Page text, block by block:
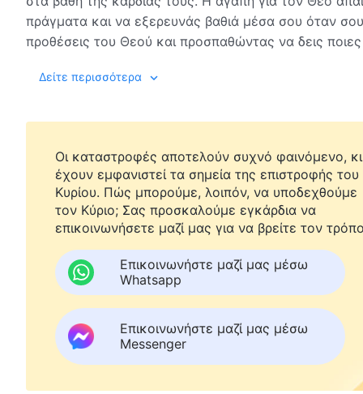
πράγματα και να εξερευνάς βαθιά μέσα σου όταν
προθέσεις του Θεού και προσπαθώντας να δεις
Εάν αγαπάς αληθινά τον Θεό και δεν ικανοποιείς τη
τόσο σωστά και τόσο καλά και ότι η κατάρα Του για
σου είναι δικαιολογημένες. Θα υπάρξουν στιγμές
δημιουργεί ένα περιβάλλον για να σε
θα αισθάνεσαι ότι αυτό που κάνει ο Θεός είναι
και ότι ο Θεός είναι τόσο αξιαγάπητος.
Αν εσύ φροντίζεις να ικανοποιείς τις αδυναμίες
νιώθεις ότι πάντα πονάς και ότι πάντα είσαι
Θεού, και θα φανεί σαν να μην δείχνει καθόλου
αγνοεί τις δυσκολίες του ανθρώπου. Κι έτσι θα
μεγάλη αδικία και αυτή τη στιγμή θα αρχίσεις να
Δείτε περισσότερα
Οι καταστροφές αποτελούν συχνό φαινόμενο, κι
έχουν εμφανιστεί τα σημεία της επιστροφής του
Κυρίου. Πώς μπορούμε, λοιπόν, να υποδεχθούμε
τον Κύριο; Σας προσκαλούμε εγκάρδια να
επικοινωνήσετε μαζί μας για να βρείτε τον
Επικοινωνήστε μαζί μας μέσω
Whatsapp
Επικοινωνήστε μαζί μας μέσω
Messenger